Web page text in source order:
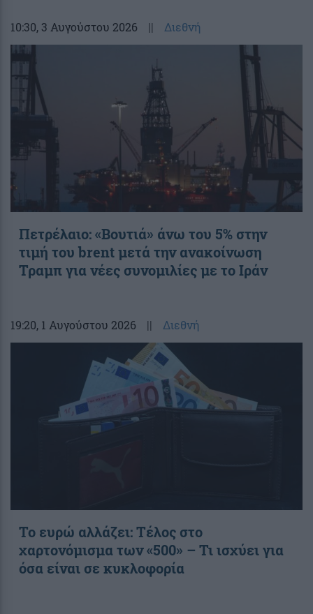
10:30, 3 Αυγούστου 2026 || Διεθνή
Πετρέλαιο: «Βουτιά» άνω του 5% στην
τιμή του brent μετά την ανακοίνωση
Τραμπ για νέες συνομιλίες με το Ιράν
19:20, 1 Αυγούστου 2026 || Διεθνή
Το ευρώ αλλάζει: Τέλος στο
χαρτονόμισμα των «500» – Τι ισχύει για
όσα είναι σε κυκλοφορία